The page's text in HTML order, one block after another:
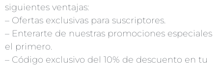
siguientes ventajas:
– Ofertas exclusivas para suscriptores.
– Enterarte de nuestras promociones especiales
el primero.
– Código exclusivo del 10% de descuento en tu